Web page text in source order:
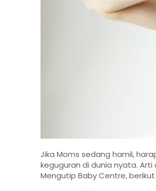
Jika Moms sedang hamil,
keguguran di dunia nyata.
Mengutip Baby Centre,